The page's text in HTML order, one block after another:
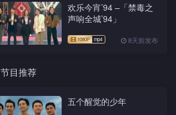
欢乐今宵’94 –「禁毒之
声响全城’94」
8天前发布
节目推荐
五个醒觉的少年